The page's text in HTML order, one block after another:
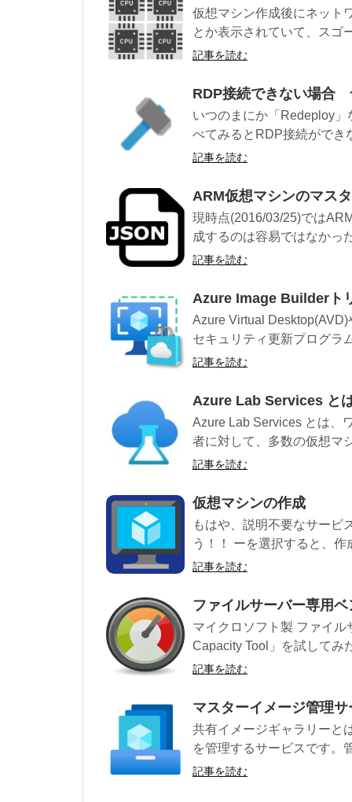
仮想マシン作成後にネット
とか表示されていて、スゴ
記事を読む
RDP接続できない場合
いつのまにか「Redeploy
べてみるとRDP接続ができ
記事を読む
ARM仮想マシンのマス
現時点(2016/03/25)では
成するのは容易ではなかっ
記事を読む
Azure Image Builderト
Azure Virtual
セキュリティ更新プログラ
記事を読む
Azure Lab Services と
Azure Lab Services とは、
者に対して、多数の仮想マ
記事を読む
仮想マシンの作成
もはや、説明不要なサービ
う！！ ーを選択すると、
記事を読む
ファイルサーバー専用
マイクロソフト製 ファイ
Capacity Tool」を試してみ
記事を読む
マスターイメージ管理
共有イメージギャラリーと
を管理するサービスです。
記事を読む